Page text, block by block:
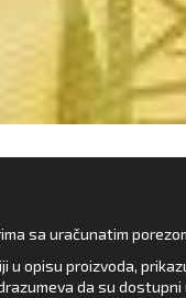
sa uračunatim
u opisu proizvoda,
da su